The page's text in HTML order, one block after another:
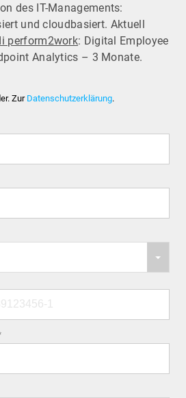
des IT-Managements:
und cloudbasiert. Aktuell
perform2work: Digital Employee
Analytics – 3 Monate.
Zur Datenschutzerklärung.